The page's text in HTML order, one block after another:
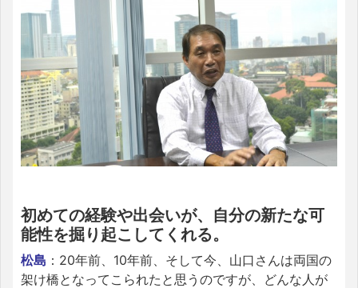
初めての経験や出会いが、自分の新たな可
能性を掘り起こしてくれる。
松島 ：20年前、10年前、そして今、山口さんは両国の
架け橋となってこられたと思うのですが、どんな人が